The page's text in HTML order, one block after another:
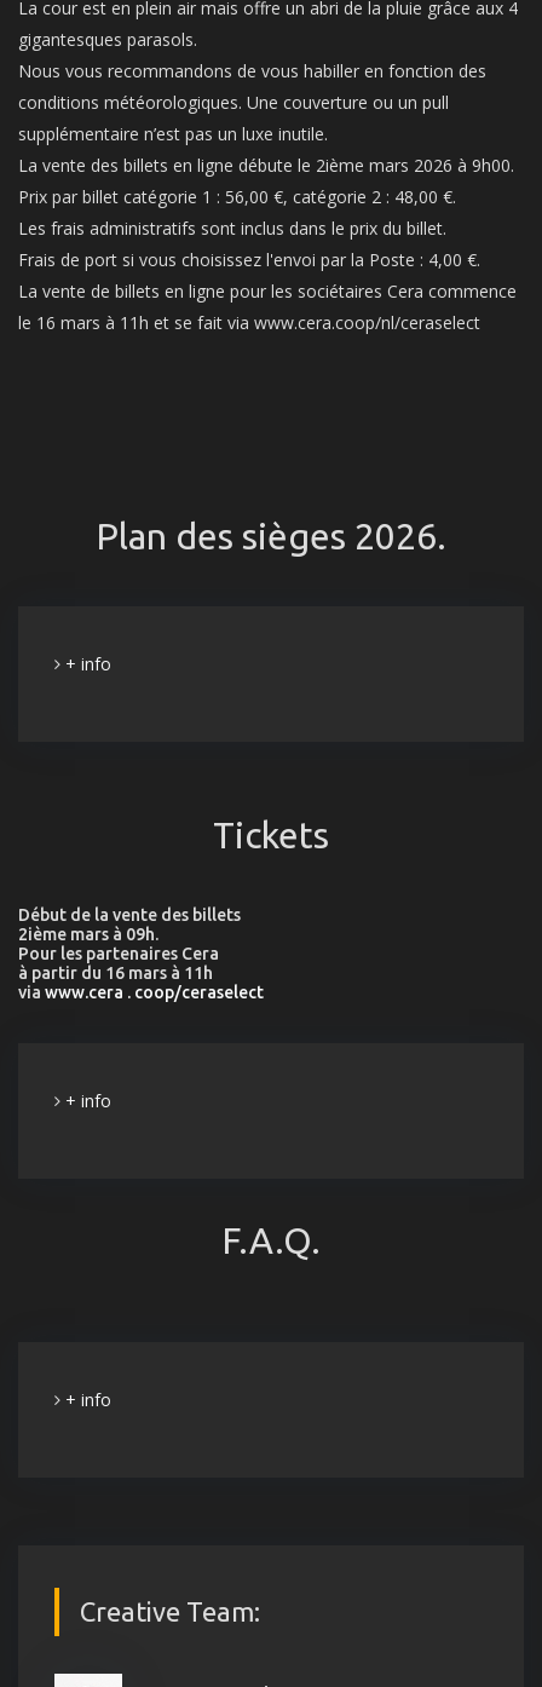
La cour est en plein air mais offre un abri de la pluie grâce aux 4
gigantesques parasols.
Nous vous recommandons de vous habiller en fonction des
conditions météorologiques. Une couverture ou un pull
supplémentaire n’est pas un luxe inutile.
La vente des billets en ligne débute le 2ième mars 2026 à 9h00.
Prix par billet catégorie 1 : 56,00 €, catégorie 2 : 48,00 €.
Les frais administratifs sont inclus dans le prix du billet.
Frais de port si vous choisissez l'envoi par la Poste : 4,00 €.
La vente de billets en ligne pour les sociétaires Cera commence
le 16 mars à 11h et se fait via www.cera.coop/nl/ceraselect
Plan des sièges 2026.
+ info
Tickets
Début de la vente des billets
2ième mars à 09h.
Pour les partenaires Cera
à partir du 16 mars à 11h
via www.cera . coop/ceraselect
+ info
F.A.Q.
+ info
Creative Team: